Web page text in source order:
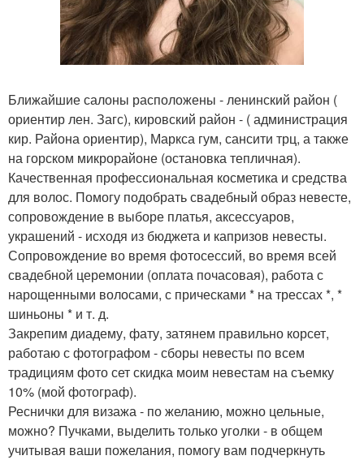
Ближайшие салоны расположены - ленинский район (
ориентир лен. Загс), кировский район - ( администрация
кир. Района ориентир), Маркса гум, сансити трц, а также
на горском микрорайоне (остановка тепличная).
Качественная профессиональная косметика и средства
для волос. Помогу подобрать свадебный образ невесте,
сопровождение в выборе платья, аксессуаров,
украшений - исходя из бюджета и капризов невесты.
Сопровождение во время фотосессий, во время всей
свадебной церемонии (оплата почасовая), работа с
нарощенными волосами, с прическами * на трессах *, *
шиньоны * и т. д.
Закрепим диадему, фату, затянем правильно корсет,
работаю с фотографом - сборы невесты по всем
традициям фото сет скидка моим невестам на съемку
10% (мой фотограф).
Реснички для визажа - по желанию, можно цельные,
можно? Пучками, выделить только уголки - в общем
учитывая ваши пожелания, помогу вам подчеркнуть